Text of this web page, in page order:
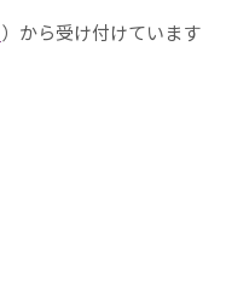
）から受け付けています